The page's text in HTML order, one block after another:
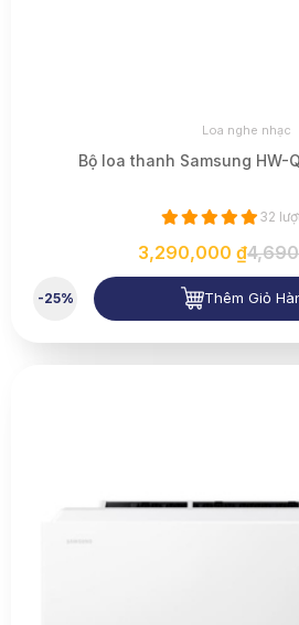
Loa nghe nhạc
Bộ loa thanh Samsung HW-
32
3,290,000 ₫
-25% Thêm Giỏ